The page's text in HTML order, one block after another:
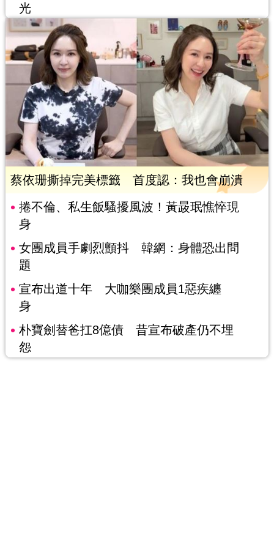
光
蔡依珊撕掉完美標籤 首度認：我也會崩潰
捲不倫、私生飯騷擾風波！黃晸珉憔悴現
身
女團成員手劇烈顫抖 韓網：身體恐出問
題
宣布出道十年 大咖樂團成員1惡疾纏
身
朴寶劍替爸扛8億債 昔宣布破產仍不埋
怨